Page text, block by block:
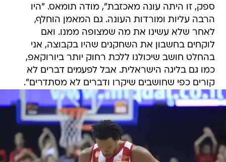
ספק, זו היתה עונה מאכזבת", מודה תומאס. "היו
הרבה עליות ומורדות העונה. גם המאמן הוחלף,
לאחר שלא עשינו את מה שמצופה ממנו. ואם
לוקחים בחשבון את השחקנים שהיו בקבוצה, אני
בהחלט חושב שיכולנו ללכת רחוק יותר ביורוקאפ,
כמו גם בליגה הישראלית. אבל לפעמים דברים לא
קורים כפי שחושבים שיקרו ודברים לא מסתדרים".